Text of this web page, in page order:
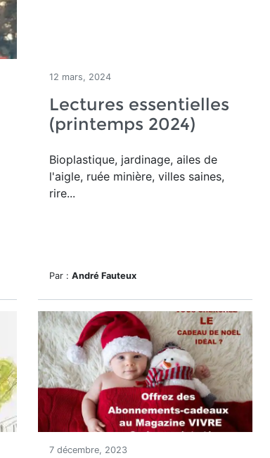
12 mars, 2024
Lectures essentielles
(printemps 2024)
Bioplastique, jardinage, ailes de
l'aigle, ruée minière, villes saines,
rire...
Par : André Fauteux
7 décembre, 2023